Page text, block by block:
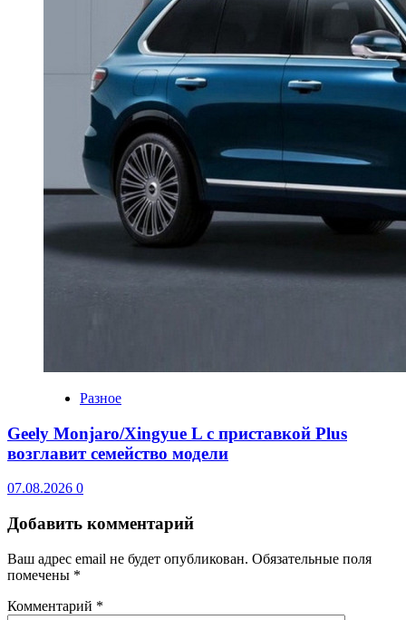
Разное
Geely Monjaro/Xingyue L с приставкой Plus
возглавит семейство модели
07.08.2026 0
Добавить комментарий
Ваш адрес email не будет опубликован. Обязательные поля
помечены *
Комментарий *